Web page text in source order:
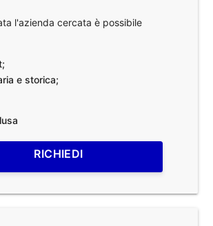
l'azienda cercata è possibile
e storica;
RICHIEDI